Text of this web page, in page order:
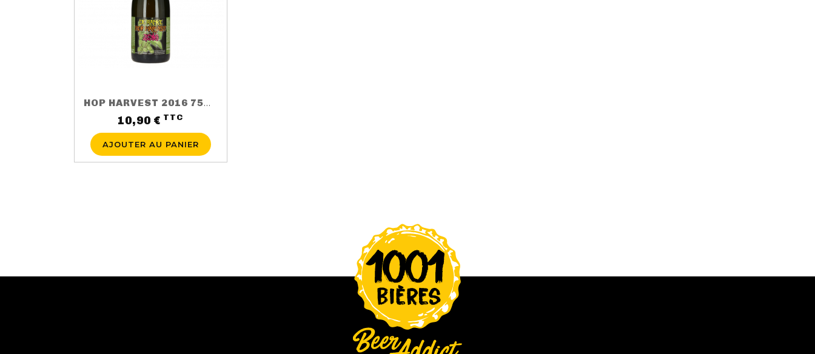
HOP HARVEST 2016 75CL 5.5%
10,90 € TTC
AJOUTER AU PANIER